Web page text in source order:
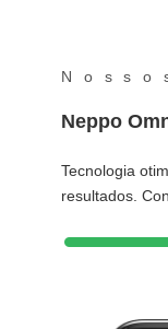
Neppo
Tecnologia
resultados.